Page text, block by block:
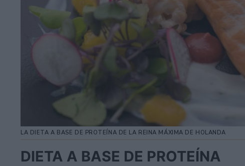
LA DIETA A BASE DE PROTEÍNA DE LA REINA MÁXIMA DE HOLANDA
DIETA A BASE DE PROTEÍNA